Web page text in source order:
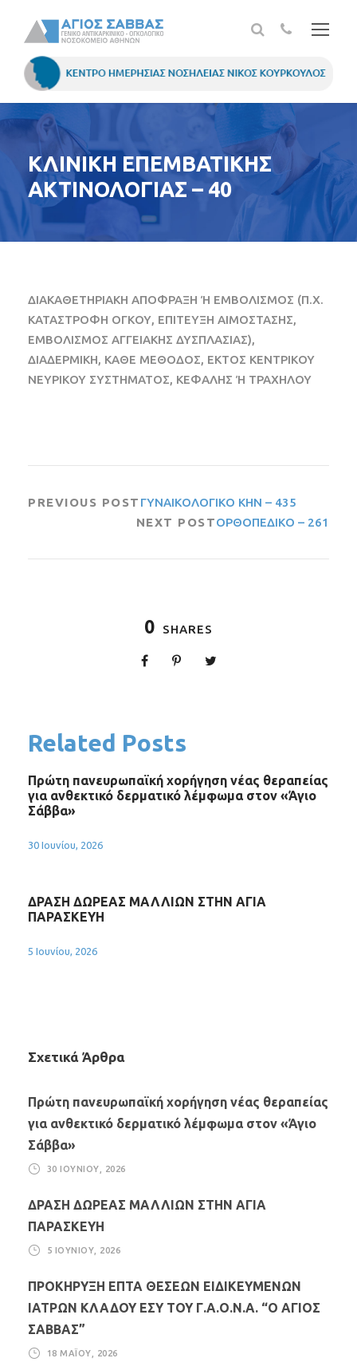
ΚΛΙΝΙΚΗ ΕΠΕΜΒΑΤΙΚΗΣ
ΑΚΤΙΝΟΛΟΓΙΑΣ – 40
ΔΙΑΚΑΘΕΤΗΡΙΑΚΗ ΑΠΟΦΡΑΞΗ Ή ΕΜΒΟΛΙΣΜΟΣ (Π.Χ.
ΚΑΤΑΣΤΡΟΦΗ ΟΓΚΟΥ, ΕΠΙΤΕΥΞΗ ΑΙΜΟΣΤΑΣΗΣ,
ΕΜΒΟΛΙΣΜΟΣ ΑΓΓΕΙΑΚΗΣ ΔΥΣΠΛΑΣΙΑΣ),
ΔΙΑΔΕΡΜΙΚΗ, ΚΑΘΕ ΜΕΘΟΔΟΣ, ΕΚΤΟΣ ΚΕΝΤΡΙΚΟΥ
ΝΕΥΡΙΚΟΥ ΣΥΣΤΗΜΑΤΟΣ, ΚΕΦΑΛΗΣ Ή ΤΡΑΧΗΛΟΥ
PREVIOUS POST ΓΥΝΑΙΚΟΛΟΓΙΚΟ ΚΗΝ – 435
NEXT POSTΟΡΘΟΠΕΔΙΚΟ – 261
0 SHARES
Related Posts
Πρώτη πανευρωπαϊκή χορήγηση νέας θεραπείας
για ανθεκτικό δερματικό λέμφωμα στον «Άγιο
Σάββα»
30 Ιουνίου, 2026
ΔΡΑΣΗ ΔΩΡΕΑΣ ΜΑΛΛΙΩΝ ΣΤΗΝ ΑΓΙΑ
ΠΑΡΑΣΚΕΥΗ
5 Ιουνίου, 2026
Σχετικά Άρθρα
Πρώτη πανευρωπαϊκή χορήγηση νέας θεραπείας
για ανθεκτικό δερματικό λέμφωμα στον «Άγιο
Σάββα»
30 ΙΟΥΝΊΟΥ, 2026
ΔΡΑΣΗ ΔΩΡΕΑΣ ΜΑΛΛΙΩΝ ΣΤΗΝ ΑΓΙΑ
ΠΑΡΑΣΚΕΥΗ
5 ΙΟΥΝΊΟΥ, 2026
ΠΡΟΚΗΡΥΞΗ ΕΠΤΑ ΘΕΣΕΩΝ ΕΙΔΙΚΕΥΜΕΝΩΝ
ΙΑΤΡΩΝ ΚΛΑΔΟΥ ΕΣΥ ΤΟΥ Γ.Α.Ο.Ν.Α. “Ο ΑΓΙΟΣ
ΣΑΒΒΑΣ”
18 ΜΑΪ́ΟΥ, 2026